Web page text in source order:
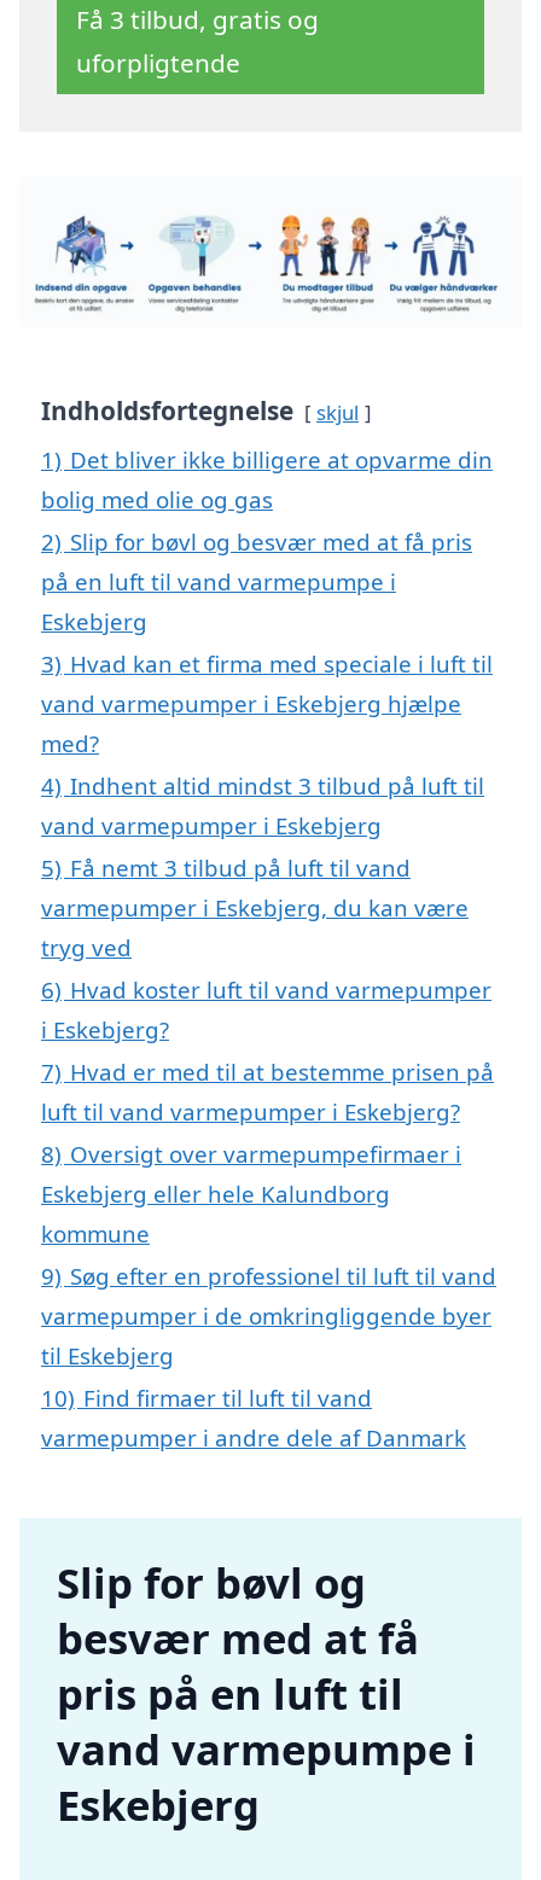
Få 3 tilbud, gratis og
uforpligtende
Indholdsfortegnelse skjul
1) Det bliver ikke billigere at opvarme din
bolig med olie og gas
2) Slip for bøvl og besvær med at få pris
på en luft til vand varmepumpe i
Eskebjerg
3) Hvad kan et firma med speciale i luft til
vand varmepumper i Eskebjerg hjælpe
med?
4) Indhent altid mindst 3 tilbud på luft til
vand varmepumper i Eskebjerg
5) Få nemt 3 tilbud på luft til vand
varmepumper i Eskebjerg, du kan være
tryg ved
6) Hvad koster luft til vand varmepumper
i Eskebjerg?
7) Hvad er med til at bestemme prisen på
luft til vand varmepumper i Eskebjerg?
8) Oversigt over varmepumpefirmaer i
Eskebjerg eller hele Kalundborg
kommune
9) Søg efter en professionel til luft til vand
varmepumper i de omkringliggende byer
til Eskebjerg
10) Find firmaer til luft til vand
varmepumper i andre dele af Danmark
Slip for bøvl og
besvær med at få
pris på en luft til
vand varmepumpe i
Eskebjerg